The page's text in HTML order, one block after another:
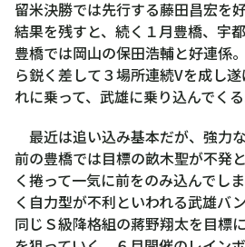
周
祐
留米決勝では先行する藤田昌宏を
結果を残すと、続く１月豊橋、宇
豊橋では岡山の保田浩輔と好連係
ら鋭く差して３場所連続Vを成し
れに乗って、武雄に乗り込んでくる
最近は追い込み基本だが、強力
前の豊橋では目標の畝木聖が不発
く捲って一気に前をのみ込んでし
く自力型が不利といわれる武雄バ
同じＳ級降格組の蔣野翔太を目標